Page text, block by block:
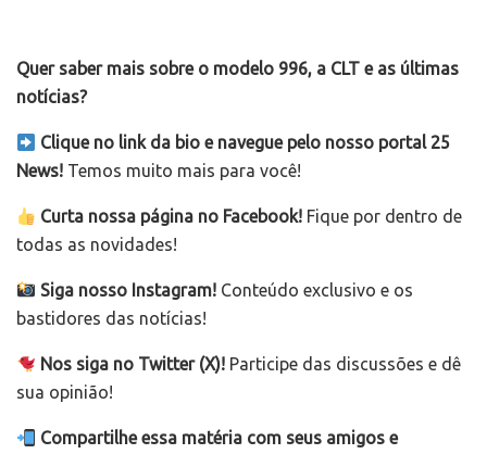
Quer saber mais sobre o modelo 996, a CLT e as últimas
notícias?
Clique no link da bio e navegue pelo nosso portal 25
News! Temos muito mais para você!
Curta nossa página no Facebook! Fique por dentro de
todas as novidades!
Siga nosso Instagram! Conteúdo exclusivo e os
bastidores das notícias!
Nos siga no Twitter (X)! Participe das discussões e dê
sua opinião!
Compartilhe essa matéria com seus amigos e